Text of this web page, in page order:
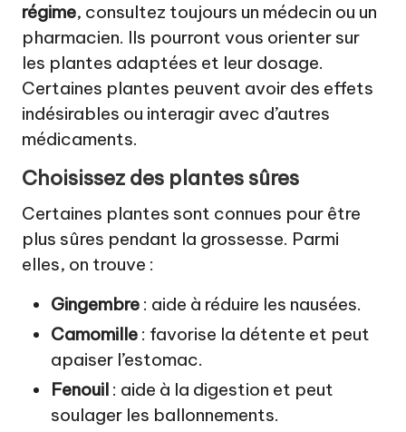
régime, consultez toujours un médecin ou un
pharmacien. Ils pourront vous orienter sur
les plantes adaptées et leur dosage.
Certaines plantes peuvent avoir des effets
indésirables ou interagir avec d’autres
médicaments.
Choisissez des plantes sûres
Certaines plantes sont connues pour être
plus sûres pendant la grossesse. Parmi
elles, on trouve :
Gingembre : aide à réduire les nausées.
Camomille : favorise la détente et peut
apaiser l’estomac.
Fenouil : aide à la digestion et peut
soulager les ballonnements.